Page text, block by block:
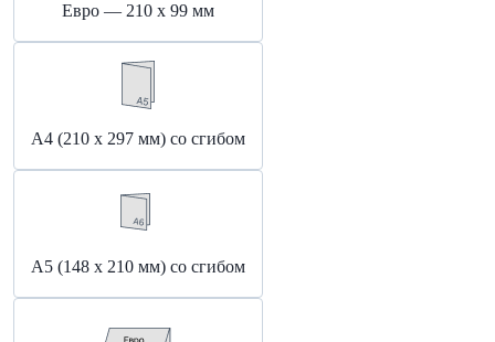
Евро — 210 х 99 мм
А4 (210 х 297 мм) со сгибом
А5 (148 x 210 мм) со сгибом